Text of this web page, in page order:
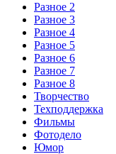
Разное 2
Разное 3
Разное 4
Разное 5
Разное 6
Разное 7
Разное 8
Творчество
Техподдержка
Фильмы
Фотодело
Юмор